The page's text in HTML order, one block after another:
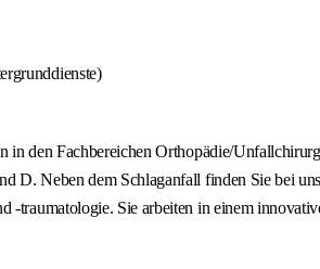
den Fachbereichen Orthopädie/
D. Neben dem Schlaganfall finden Sie bei
traumatologie. Sie arbeiten in einem